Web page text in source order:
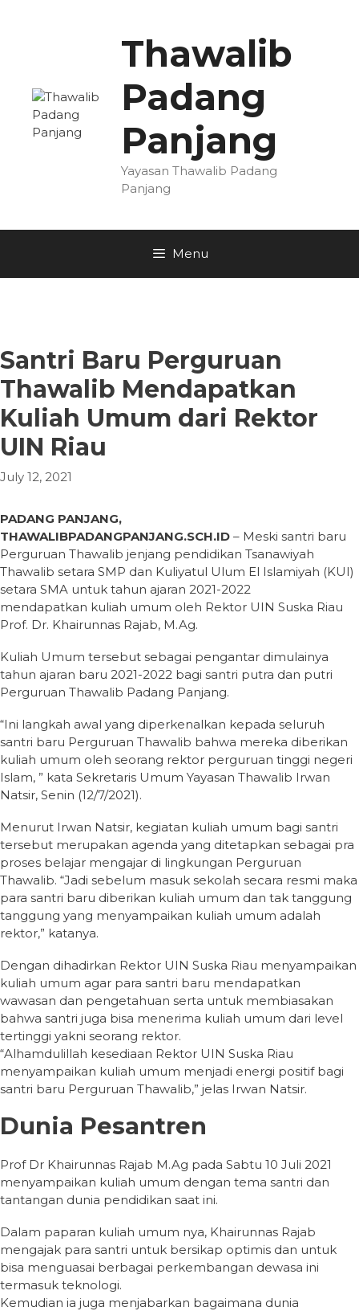
Thawalib
Padang
Panjang
Yayasan Thawalib Padang
Panjang
Menu
Santri Baru Perguruan
Thawalib Mendapatkan
Kuliah Umum dari Rektor
UIN Riau
July 12, 2021
PADANG PANJANG,
THAWALIBPADANGPANJANG.SCH.ID – Meski santri baru
Perguruan Thawalib jenjang pendidikan Tsanawiyah
Thawalib setara SMP dan Kuliyatul Ulum El Islamiyah (KUI)
setara SMA untuk tahun ajaran 2021-2022
mendapatkan kuliah umum oleh Rektor UIN Suska Riau
Prof. Dr. Khairunnas Rajab, M.Ag.
Kuliah Umum tersebut sebagai pengantar dimulainya
tahun ajaran baru 2021-2022 bagi santri putra dan putri
Perguruan Thawalib Padang Panjang.
“Ini langkah awal yang diperkenalkan kepada seluruh
santri baru Perguruan Thawalib bahwa mereka diberikan
kuliah umum oleh seorang rektor perguruan tinggi negeri
Islam, ” kata Sekretaris Umum Yayasan Thawalib Irwan
Natsir, Senin (12/7/2021).
Menurut Irwan Natsir, kegiatan kuliah umum bagi santri
tersebut merupakan agenda yang ditetapkan sebagai pra
proses belajar mengajar di lingkungan Perguruan
Thawalib. “Jadi sebelum masuk sekolah secara resmi maka
para santri baru diberikan kuliah umum dan tak tanggung
tanggung yang menyampaikan kuliah umum adalah
rektor,” katanya.
Dengan dihadirkan Rektor UIN Suska Riau menyampaikan
kuliah umum agar para santri baru mendapatkan
wawasan dan pengetahuan serta untuk membiasakan
bahwa santri juga bisa menerima kuliah umum dari level
tertinggi yakni seorang rektor.
“Alhamdulillah kesediaan Rektor UIN Suska Riau
menyampaikan kuliah umum menjadi energi positif bagi
santri baru Perguruan Thawalib,” jelas Irwan Natsir.
Dunia Pesantren
Prof Dr Khairunnas Rajab M.Ag pada Sabtu 10 Juli 2021
menyampaikan kuliah umum dengan tema santri dan
tantangan dunia pendidikan saat ini.
Dalam paparan kuliah umum nya, Khairunnas Rajab
mengajak para santri untuk bersikap optimis dan untuk
bisa menguasai berbagai perkembangan dewasa ini
termasuk teknologi.
Kemudian ia juga menjabarkan bagaimana dunia